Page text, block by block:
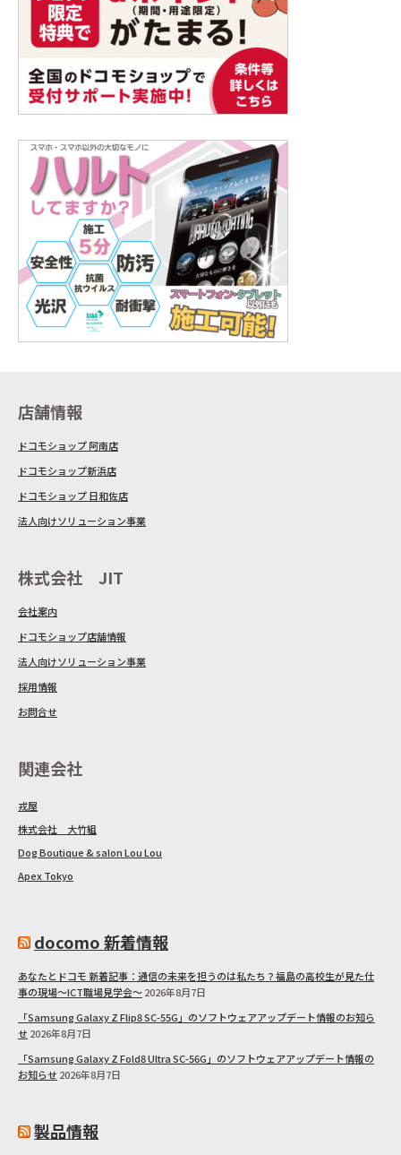
店舗情報
ドコモショップ 阿南店
ドコモショップ新浜店
ドコモショップ 日和佐店
法人向けソリューション事業
株式会社 JIT
会社案内
ドコモショップ店舗情報
法人向けソリューション事業
採用情報
お問合せ
関連会社
戎屋
株式会社 大竹組
Dog Boutique & salon Lou Lou
Apex Tokyo
docomo 新着情報
あなたとドコモ 新着記事：通信の未来を担うのは私たち？福島の高校生が見た仕
事の現場～ICT職場見学会～2026年8月7日
「Samsung Galaxy Z Flip8 SC-55G」のソフトウェアアップデート情報のお知ら
せ 2026年8月7日
「Samsung Galaxy Z Fold8 Ultra SC-56G」のソフトウェアアップデート情報の
お知らせ 2026年8月7日
製品情報